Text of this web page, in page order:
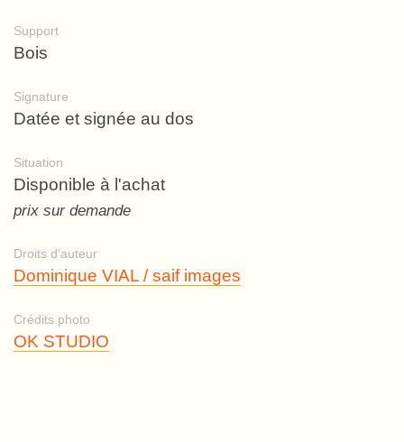
Support
Bois
Signature
Datée et signée au dos
Situation
Disponible à l'achat
prix sur demande
Droits d'auteur
Dominique VIAL / saif images
Crédits photo
OK STUDIO